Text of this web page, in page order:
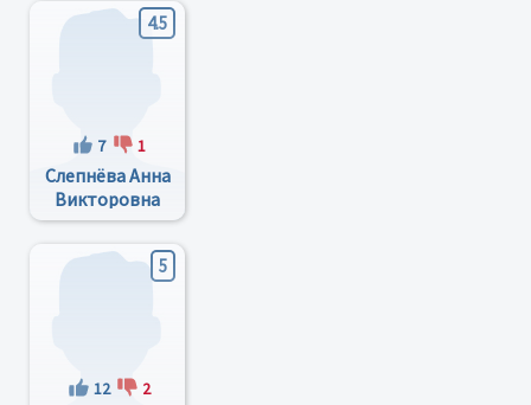
4.5
7 1
Слепнёва Анна
Викторовна
5
12 2